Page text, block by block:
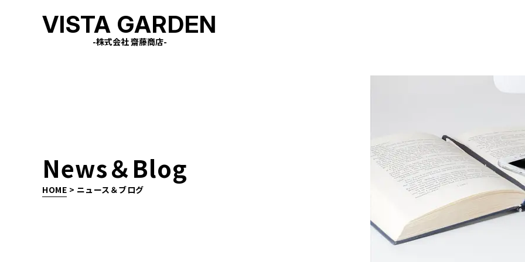
VISTA GARDEN
-株式会社 齋藤商店-
News＆Blog
HOME > ニュース＆ブログ